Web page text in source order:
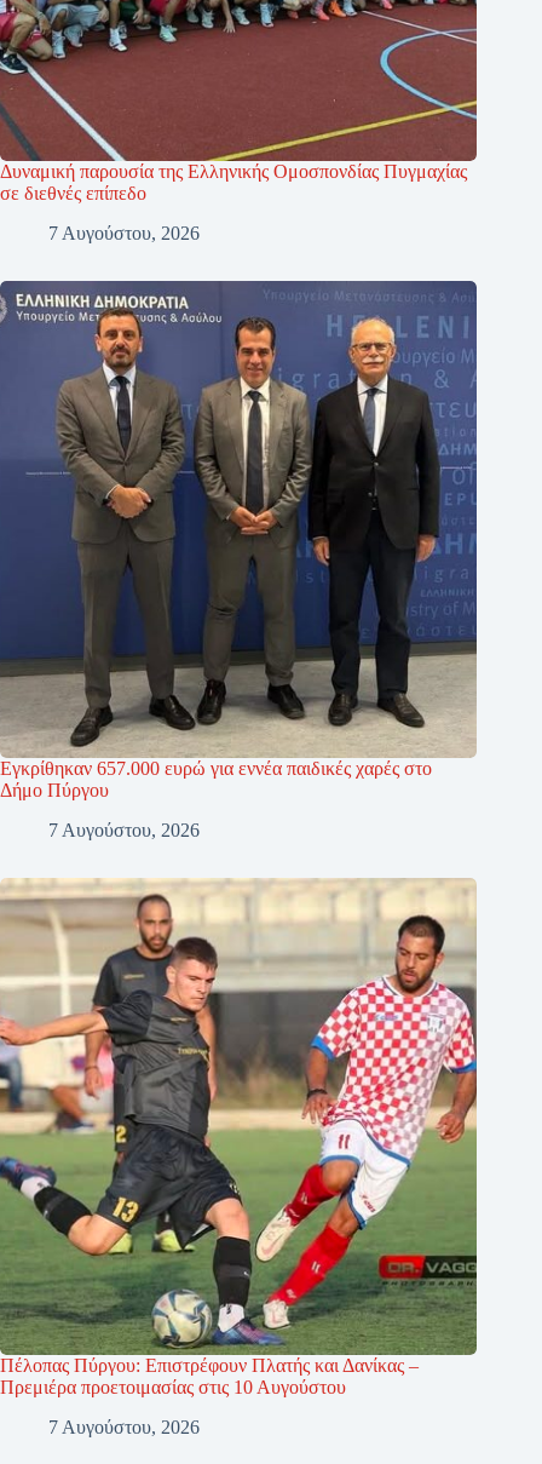
Δυναμική παρουσία της Ελληνικής Ομοσπονδίας Πυγμαχίας
σε διεθνές επίπεδο
7 Αυγούστου, 2026
Εγκρίθηκαν 657.000 ευρώ για εννέα παιδικές χαρές στο
Δήμο Πύργου
7 Αυγούστου, 2026
Πέλοπας Πύργου: Επιστρέφουν Πλατής και Δανίκας –
Πρεμιέρα προετοιμασίας στις 10 Αυγούστου
7 Αυγούστου, 2026